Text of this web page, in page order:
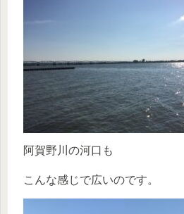
阿賀野川の河口も
こんな感じで広いのです。